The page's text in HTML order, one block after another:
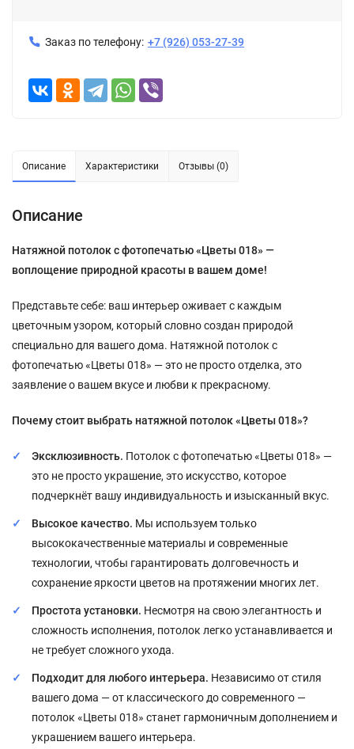
Заказ по телефону: +7 (926) 053-27-39
Описание Характеристики Отзывы (0)
Описание
Натяжной потолок с фотопечатью «Цветы 018» —
воплощение природной красоты в вашем доме!
Представьте себе: ваш интерьер оживает с каждым
цветочным узором, который словно создан природой
специально для вашего дома. Натяжной потолок с
фотопечатью «Цветы 018» — это не просто отделка, это
заявление о вашем вкусе и любви к прекрасному.
Почему стоит выбрать натяжной потолок «Цветы 018»?
Эксклюзивность. Потолок с фотопечатью «Цветы 018» —
это не просто украшение, это искусство, которое
подчеркнёт вашу индивидуальность и изысканный вкус.
Высокое качество. Мы используем только
высококачественные материалы и современные
технологии, чтобы гарантировать долговечность и
сохранение яркости цветов на протяжении многих лет.
Простота установки. Несмотря на свою элегантность и
сложность исполнения, потолок легко устанавливается и
не требует сложного ухода.
Подходит для любого интерьера. Независимо от стиля
вашего дома — от классического до современного —
потолок «Цветы 018» станет гармоничным дополнением и
украшением вашего интерьера.